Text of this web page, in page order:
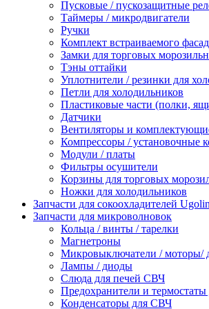
Пусковые / пускозащитные
Таймеры / микродвигатели
Ручки
Комплект встраиваемого
Замки для торговых
Тэны оттайки
Уплотнители / резинки для
Петли для холодильников
Пластиковые части (полки,
Датчики
Вентиляторы и
Компрессоры / установочные
Модули / платы
Фильтры осушители
Корзины для торговых
Ножки для холодильников
Запчасти для сокоохладителей
Запчасти для микроволновок
Кольца / винты / тарелки
Магнетроны
Микровыключатели / моторы/
Лампы / диоды
Слюда для печей СВЧ
Предохранители и
Конденсаторы для СВЧ